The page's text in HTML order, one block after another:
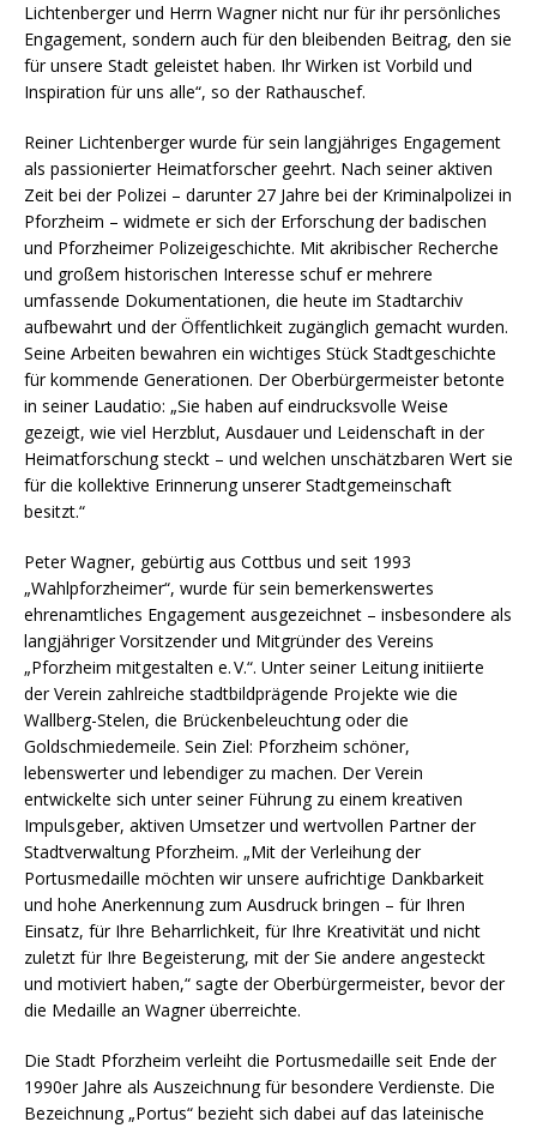
Lichtenberger und Herrn Wagner nicht nur für ihr persönliches
Engagement, sondern auch für den bleibenden Beitrag, den sie
für unsere Stadt geleistet haben. Ihr Wirken ist Vorbild und
Inspiration für uns alle“, so der Rathauschef.
Reiner Lichtenberger wurde für sein langjähriges Engagement
als passionierter Heimatforscher geehrt. Nach seiner aktiven
Zeit bei der Polizei – darunter 27 Jahre bei der Kriminalpolizei in
Pforzheim – widmete er sich der Erforschung der badischen
und Pforzheimer Polizeigeschichte. Mit akribischer Recherche
und großem historischen Interesse schuf er mehrere
umfassende Dokumentationen, die heute im Stadtarchiv
aufbewahrt und der Öffentlichkeit zugänglich gemacht wurden.
Seine Arbeiten bewahren ein wichtiges Stück Stadtgeschichte
für kommende Generationen. Der Oberbürgermeister betonte
in seiner Laudatio: „Sie haben auf eindrucksvolle Weise
gezeigt, wie viel Herzblut, Ausdauer und Leidenschaft in der
Heimatforschung steckt – und welchen unschätzbaren Wert sie
für die kollektive Erinnerung unserer Stadtgemeinschaft
besitzt.“
Peter Wagner, gebürtig aus Cottbus und seit 1993
„Wahlpforzheimer“, wurde für sein bemerkenswertes
ehrenamtliches Engagement ausgezeichnet – insbesondere als
langjähriger Vorsitzender und Mitgründer des Vereins
„Pforzheim mitgestalten e. V.“. Unter seiner Leitung initiierte
der Verein zahlreiche stadtbildprägende Projekte wie die
Wallberg-Stelen, die Brückenbeleuchtung oder die
Goldschmiedemeile. Sein Ziel: Pforzheim schöner,
lebenswerter und lebendiger zu machen. Der Verein
entwickelte sich unter seiner Führung zu einem kreativen
Impulsgeber, aktiven Umsetzer und wertvollen Partner der
Stadtverwaltung Pforzheim. „Mit der Verleihung der
Portusmedaille möchten wir unsere aufrichtige Dankbarkeit
und hohe Anerkennung zum Ausdruck bringen – für Ihren
Einsatz, für Ihre Beharrlichkeit, für Ihre Kreativität und nicht
zuletzt für Ihre Begeisterung, mit der Sie andere angesteckt
und motiviert haben,“ sagte der Oberbürgermeister, bevor der
die Medaille an Wagner überreichte.
Die Stadt Pforzheim verleiht die Portusmedaille seit Ende der
1990er Jahre als Auszeichnung für besondere Verdienste. Die
Bezeichnung „Portus“ bezieht sich dabei auf das lateinische